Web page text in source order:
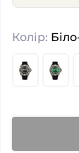
Колір: